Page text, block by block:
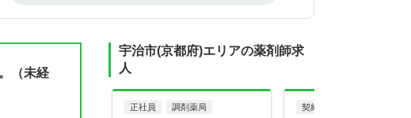
（未経
宇治市(京都府)エリアの薬剤師求
人
正社員 調剤薬局 契約社員・嘱託社員